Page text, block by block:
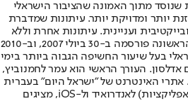
שנוסד מתוך האמונה שהציבור הישראלי
יותר ומדויקת יותר. עיתונות שמדברת
ועניינית. עיתונות אחרת וללא
תשלום. המהדורה המודפסת הראשונה פורסמה ב-30 ביולי 2007, וב-2010
בעל שיעור החשיפה הגבוה ביותר בימי
אדלסון. העורך הראשי הוא עמר לחמנוביץ,
אתרי האינטרנט של "ישראל היום" בעברית
ובאנגלית, כמו כן היישומונים (אפליקציות) לאנדרואיד ול-iOS, מציגים